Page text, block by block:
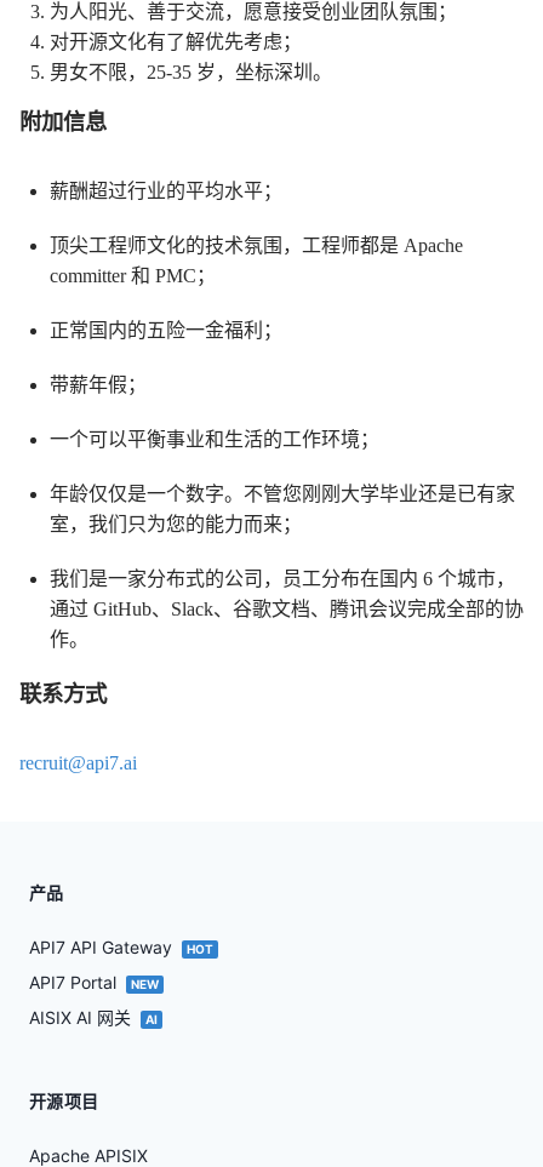
为人阳光、善于交流，愿意接受创业团队氛围；
对开源文化有了解优先考虑；
男女不限，25-35 岁，坐标深圳。
附加信息
薪酬超过行业的平均水平；
顶尖工程师文化的技术氛围，工程师都是 Apache
committer 和 PMC；
正常国内的五险一金福利；
带薪年假；
一个可以平衡事业和生活的工作环境；
年龄仅仅是一个数字。不管您刚刚大学毕业还是已有家
室，我们只为您的能力而来；
我们是一家分布式的公司，员工分布在国内 6 个城市，
通过 GitHub、Slack、谷歌文档、腾讯会议完成全部的协
作。
联系方式
recruit@api7.ai
产品
API7 API Gateway HOT
API7 Portal NEW
AISIX AI 网关 AI
开源项目
Apache APISIX